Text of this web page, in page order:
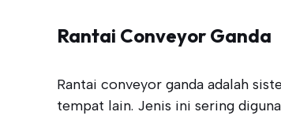
Rantai Conveyor Ganda
Rantai conveyor ganda adalah
tempat lain. Jenis ini sering